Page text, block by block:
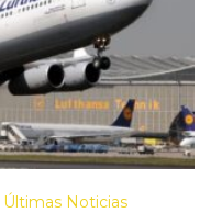
Últimas Noticias